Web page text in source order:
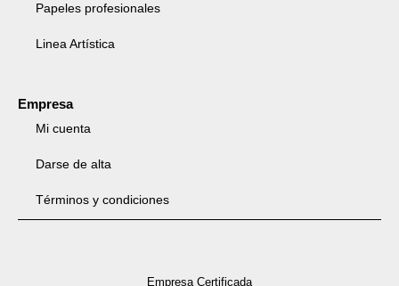
Papeles profesionales
Linea Artística
Empresa
Mi cuenta
Darse de alta
Términos y condiciones
Empresa Certificada